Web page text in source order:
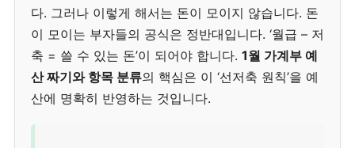
다. 그러나 이렇게 해서는 돈이 모이지 않습니다. 돈
이 모이는 부자들의 공식은 정반대입니다. ‘월급 – 저
축 = 쓸 수 있는 돈’이 되어야 합니다. 1월 가계부 예
산 짜기와 항목 분류의 핵심은 이 ‘선저축 원칙’을 예
산에 명확히 반영하는 것입니다.